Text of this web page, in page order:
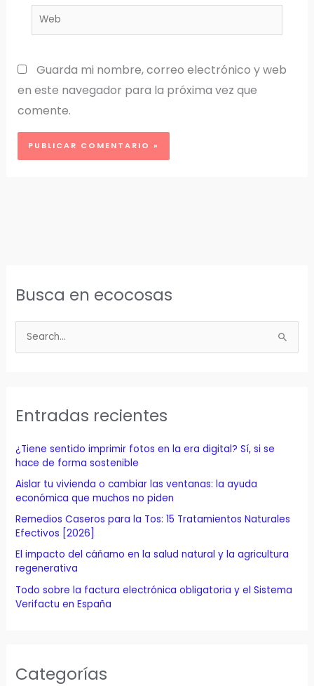
Web
Guarda mi nombre, correo electrónico y web
en este navegador para la próxima vez que
comente.
Busca en ecocosas
r
p
o
r
:
Entradas recientes
¿Tiene sentido imprimir fotos en la era digital? Sí, si se
hace de forma sostenible
Aislar tu vivienda o cambiar las ventanas: la ayuda
económica que muchos no piden
Remedios Caseros para la Tos: 15 Tratamientos Naturales
Efectivos [2026]
El impacto del cáñamo en la salud natural y la agricultura
regenerativa
Todo sobre la factura electrónica obligatoria y el Sistema
Verifactu en España
Categorías